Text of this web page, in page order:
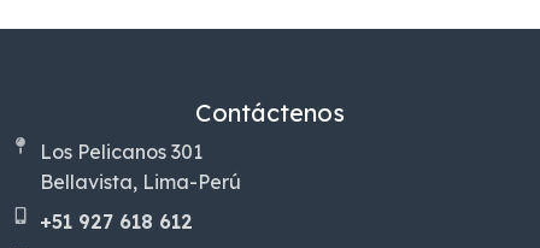
Contáctenos
Los Pelicanos 301
Bellavista, Lima-Perú
+51 927 618 612